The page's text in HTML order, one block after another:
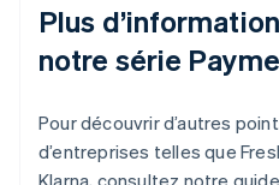
Plus
notre série
Pour découvrir d’autres
d’entreprises telles que
Klarna, consultez notre